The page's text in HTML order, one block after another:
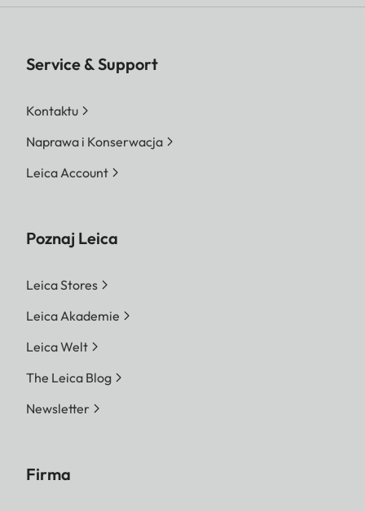
Service & Support
Kontaktu
Naprawa i Konserwacja
Leica Account
Poznaj Leica
Leica Stores
Leica Akademie
Leica Welt
The Leica Blog
Newsletter
Firma